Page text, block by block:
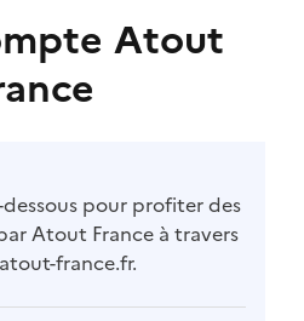
Atout
pour profiter des
Atout France à travers
france.fr.